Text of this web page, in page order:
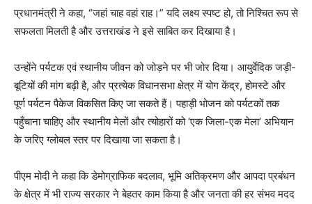
प्रधानमंत्री ने कहा, “जहां चाह वहां राह।” यदि लक्ष्य स्पष्ट हो, तो निश्चित रूप से
सफलता मिलती है और उत्तराखंड ने इसे साबित कर दिखाया है।
उन्होंने पर्यटक एवं स्थानीय जीवन को जोड़ने पर भी जोर दिया। आयुर्वेदिक जड़ी-
बूटियों की मांग बढ़ी है, और प्रत्येक विधानसभा क्षेत्र में योग केंद्र, होमस्टे और
पूर्ण पर्यटन पैकेज विकसित किए जा सकते हैं। पहाड़ी भोजन को पर्यटकों तक
पहुँचाना चाहिए और स्थानीय मेलों और त्योहारों को ‘एक जिला-एक मेला’ अभियान
के जरिए ग्लोबल स्तर पर दिखाया जा सकता है।
पीएम मोदी ने कहा कि डेमोग्राफिक बदलाव, भूमि अतिक्रमण और आपदा प्रबंधन
के क्षेत्र में भी राज्य सरकार ने बेहतर काम किया है और जनता की हर संभव मदद